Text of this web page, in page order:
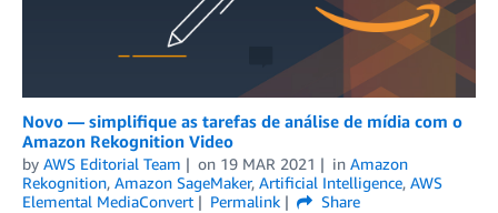
Novo — simplifique as tarefas de análise de mídia com o
Amazon Rekognition Video
by AWS Editorial Team on 19 MAR 2021 in Amazon
Rekognition, Amazon SageMaker, Artificial Intelligence, AWS
Elemental MediaConvert
Permalink
Share